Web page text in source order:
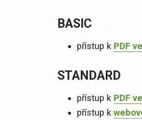
BASIC
přístup k PDF
STANDARD
přístup k PDF
přístup k